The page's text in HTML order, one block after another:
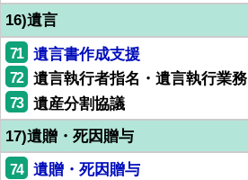
16)遺言
71 遺言書作成支援
72 遺言執行者指名・遺言執行業務
73
遺産分割協議
17)遺贈・死因贈与
74
遺贈・死因贈与